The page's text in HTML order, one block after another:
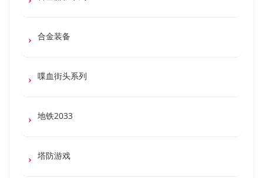
合金装备
喋血街头系列
地铁2033
塔防游戏